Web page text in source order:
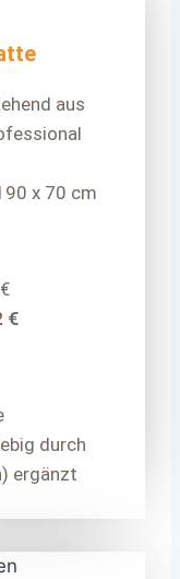
aus
x 70 cm
€
durch
ergänzt